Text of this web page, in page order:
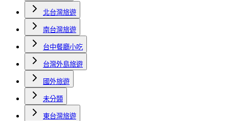
北台灣旅遊
南台灣旅遊
台中餐廳小吃
台灣外島旅遊
國外旅遊
未分類
東台灣旅遊